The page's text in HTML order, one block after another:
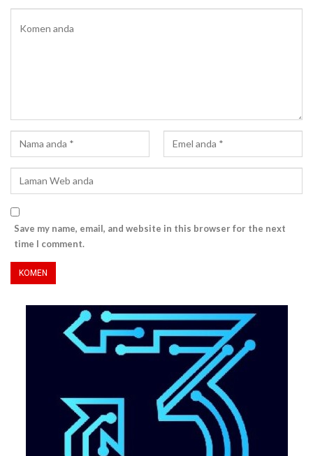
Save my name, email, and website in this browser for the next
time I comment.